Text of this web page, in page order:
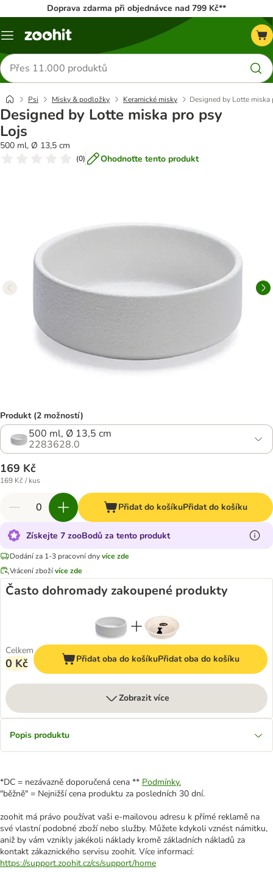
Doprava zdarma při objednávce nad 799 Kč**
Menu
Hledat
produkty
Psi Misky & podložky Keramické misky Designed by Lotte miska
Designed by Lotte miska pro psy
Lojs
500 ml, Ø 13,5 cm
(0) Ohodnoťte tento produkt
Produkt (2 možností)
500 ml, Ø 13,5 cm
2283628.0
169 Kč
169 Kč / kus
Přidat do košíkuPřidat do košíku
Získejte 7 zooBodů za tento produkt
Dodání za 1-3 pracovní dnyvíce zde
Vrácení zbožívíce zde
Často dohromady zakoupené produkty
Celkem
0 Kč Přidat oba do košíkuPřidat oba do košíku
Zobrazit více
Popis produktu
*DC = nezávazně doporučená cena ** Podmínky.
"běžně" = Nejnižší cena produktu za posledních 30 dní.
zoohit má právo používat vaši e-mailovou adresu k přímé reklamě na
své vlastní podobné zboží nebo služby. Můžete kdykoli vznést námitku,
aniž by vám vznikly jakékoli náklady kromě základních nákladů za
kontakt zákaznického servisu zoohit. Více informací:
https://support.zoohit.cz/cs/support/home